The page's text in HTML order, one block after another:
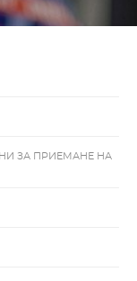
ЗА ПРИЕМАНЕ НА